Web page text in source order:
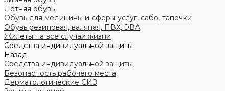
Летняя обувь
Обувь для медицины и сферы услуг, сабо, тапочки
Обувь резиновая, валяная, ПВХ, ЭВА
Жилеты на все случаи жизни
Средства индивидуальной защиты
Назад
Средства индивидуальной защиты
Безопасность рабочего места
Дерматологические СИЗ